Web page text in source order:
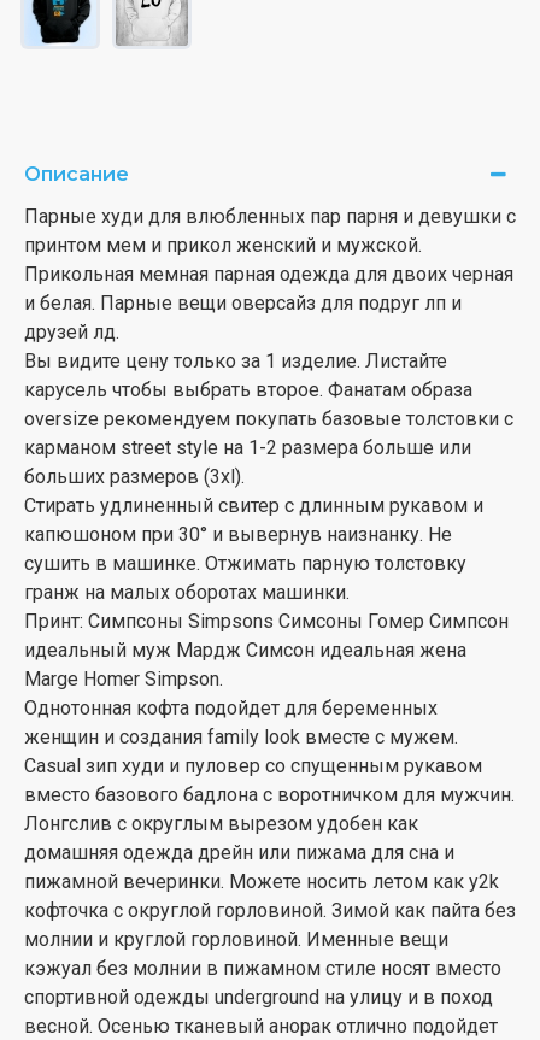
Описание
Парные худи для влюбленных пар парня и девушки с
принтом мем и прикол женский и мужской.
Прикольная мемная парная одежда для двоих черная
и белая. Парные вещи оверсайз для подруг лп и
друзей лд.
Вы видите цену только за 1 изделие. Листайте
карусель чтобы выбрать второе. Фанатам образа
oversize рекомендуем покупать базовые толстовки с
карманом street style на 1-2 размера больше или
больших размеров (3xl).
Стирать удлиненный свитер с длинным рукавом и
капюшоном при 30° и вывернув наизнанку. Не
сушить в машинке. Отжимать парную толстовку
гранж на малых оборотах машинки.
Принт: Симпсоны Simpsons Симсоны Гомер Симпсон
идеальный муж Мардж Симсон идеальная жена
Marge Homer Simpson.
Однотонная кофта подойдет для беременных
женщин и создания family look вместе с мужем.
Casual зип худи и пуловер со спущенным рукавом
вместо базового бадлона с воротничком для мужчин.
Лонгслив с округлым вырезом удобен как
домашняя одежда дрейн или пижама для сна и
пижамной вечеринки. Можете носить летом как y2k
кофточка с округлой горловиной. Зимой как пайта без
молнии и круглой горловиной. Именные вещи
кэжуал без молнии в пижамном стиле носят вместо
спортивной одежды underground на улицу и в поход
весной. Осенью тканевый анорак отлично подойдет